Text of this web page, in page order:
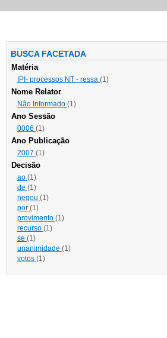
BUSCA FACETADA
Matéria
IPI- processos NT - ressa (1)
Nome Relator
Não Informado (1)
Ano Sessão
0006 (1)
Ano Publicação
2007 (1)
Decisão
ao (1)
de (1)
negou (1)
por (1)
provimento (1)
recurso (1)
se (1)
unanimidade (1)
votos (1)